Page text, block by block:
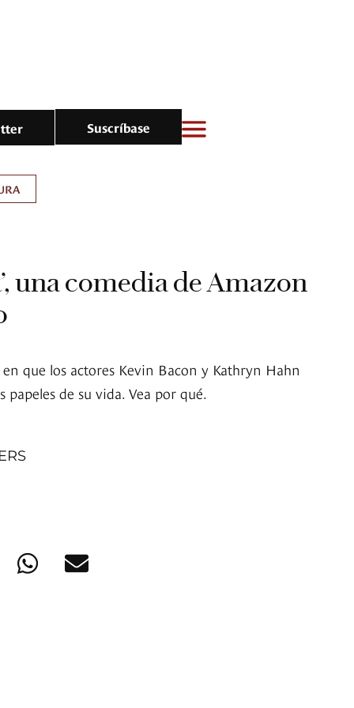
Suscríbase
una comedia de Amazon
en que los actores Kevin Bacon y Kathryn Hahn
papeles de su vida. Vea por qué.